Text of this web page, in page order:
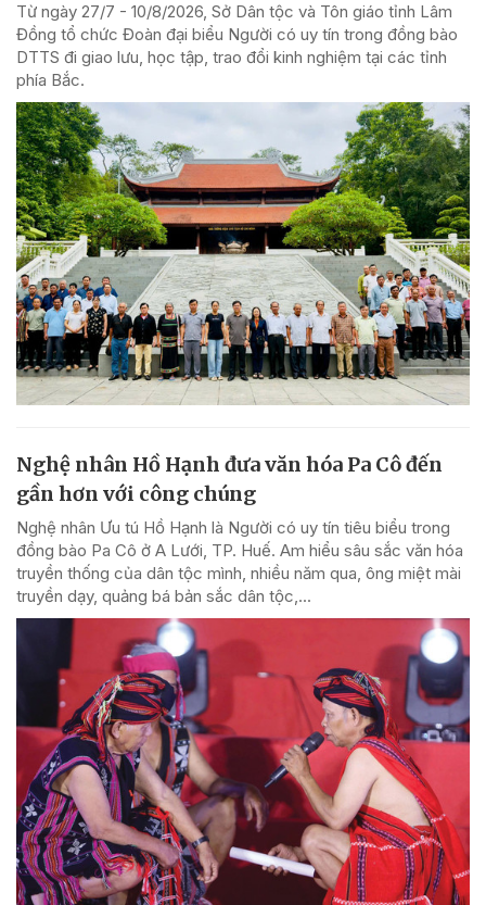
Từ ngày 27/7 - 10/8/2026, Sở Dân tộc và Tôn giáo tỉnh Lâm
Đồng tổ chức Đoàn đại biểu Người có uy tín trong đồng bào
DTTS đi giao lưu, học tập, trao đổi kinh nghiệm tại các tỉnh
phía Bắc.
Nghệ nhân Hồ Hạnh đưa văn hóa Pa Cô đến
gần hơn với công chúng
Nghệ nhân Ưu tú Hồ Hạnh là Người có uy tín tiêu biểu trong
đồng bào Pa Cô ở A Lưới, TP. Huế. Am hiểu sâu sắc văn hóa
truyền thống của dân tộc mình, nhiều năm qua, ông miệt mài
truyền dạy, quảng bá bản sắc dân tộc,...